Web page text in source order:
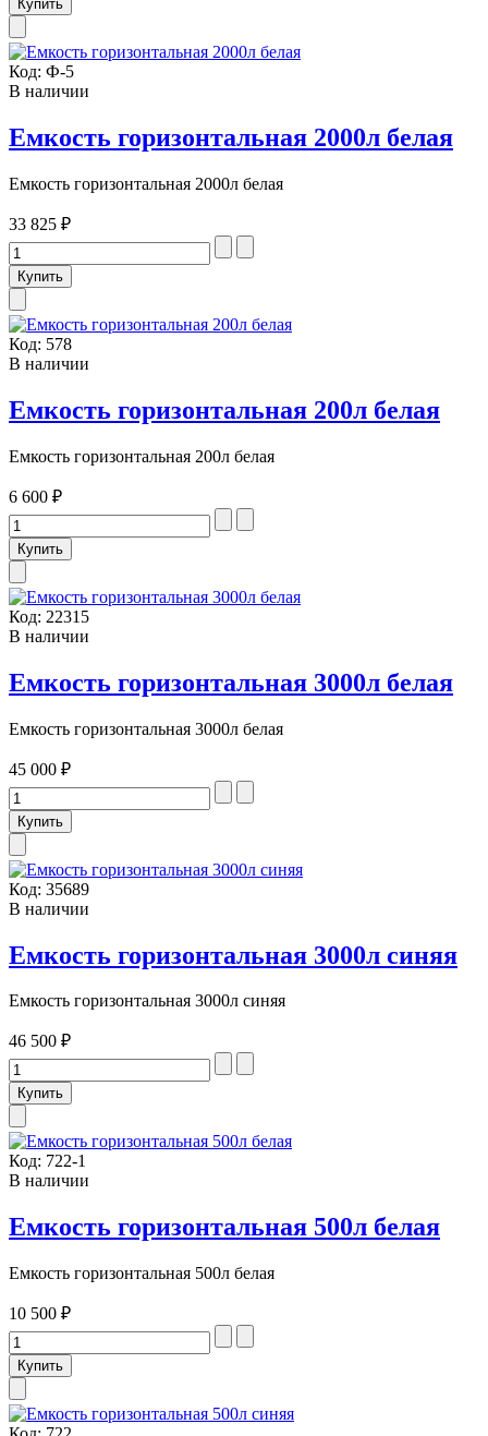
Код: Ф-5
В наличии
Емкость горизонтальная 2000л белая
Емкость горизонтальная 2000л белая
33 825 ₽
Код: 578
В наличии
Емкость горизонтальная 200л белая
Емкость горизонтальная 200л белая
6 600 ₽
Код: 22315
В наличии
Емкость горизонтальная 3000л белая
Емкость горизонтальная 3000л белая
45 000 ₽
Код: 35689
В наличии
Емкость горизонтальная 3000л синяя
Емкость горизонтальная 3000л синяя
46 500 ₽
Код: 722-1
В наличии
Емкость горизонтальная 500л белая
Емкость горизонтальная 500л белая
10 500 ₽